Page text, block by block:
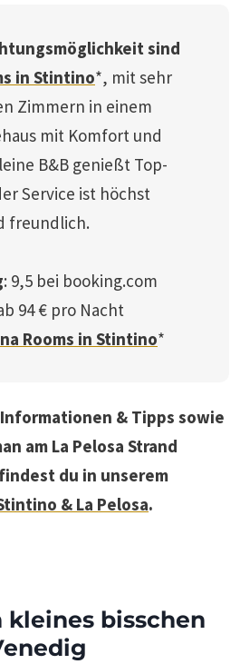
sind
in Stintino*, mit sehr
Zimmern in einem
mit Komfort und
B&B genießt Top-
Service ist höchst
freundlich.
: 9,5 bei booking.com
94 € pro Nacht
Rooms in Stintino*
& Tipps sowie
am La Pelosa Strand
du in unserem
& La Pelosa.
kleines bisschen